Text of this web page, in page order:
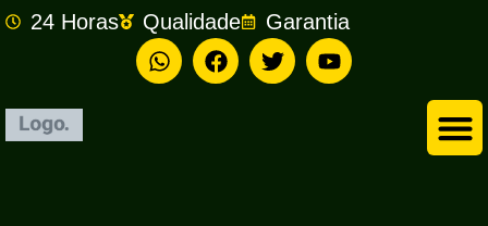
24 Horas Qualidade Garantia